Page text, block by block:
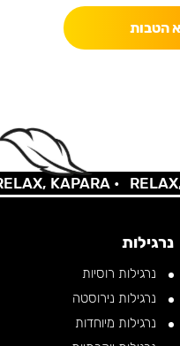
הטבות
KAPARA • RELAX,
נרגילות
נרגילות רוסיות
נרגילות נירוסטה
נרגילות מיוחדות